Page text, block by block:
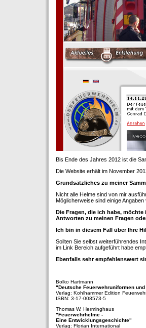
Bis Ende des Jahres 2012 ist die
Die Website erhält im November
Grundsätzliches zu meiner
Nicht alle Helme sind von mir
Möglicherweise sind einige
Die Fragen, die ich habe,
Antworten zu meinen Fragen
Ich bin in diesem Fall über Ihre
Sollten Sie selbst weiterführendes
im Link Bereich aufgeführt habe
Ebenfalls sehr empfehlenswert
Bolko Hartmann
"Deutsche Feuerwehruniformen
Verlag: Kohlhammer Edition
ISBN: 3-17-008573-5
Thomas W. Herminghaus
"Feuerwehrhelme -
Eine Entwicklungsgeschichte"
Verlag: Florian International